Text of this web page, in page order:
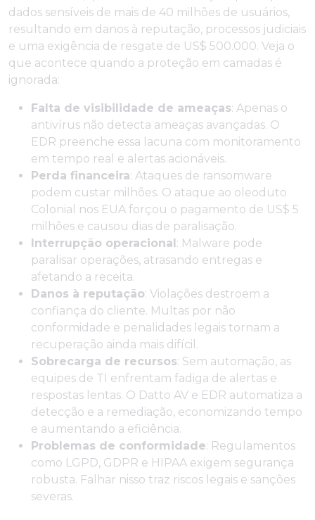
dados sensíveis de mais de 40 milhões de usuários,
resultando em danos à reputação, processos judiciais
e uma exigência de resgate de US$ 500.000. Veja o
que acontece quando a proteção em camadas é
ignorada:
Falta de visibilidade de ameaças: Apenas o
antivírus não detecta ameaças avançadas. O
EDR preenche essa lacuna com monitoramento
em tempo real e alertas acionáveis.
Perda financeira: Ataques de ransomware
podem custar milhões. O ataque ao oleoduto
Colonial nos EUA forçou o pagamento de US$ 5
milhões e causou dias de paralisação.
Interrupção operacional: Malware pode
paralisar operações, atrasando entregas e
afetando a receita.
Danos à reputação: Violações destroem a
confiança do cliente. Multas por não
conformidade e penalidades legais tornam a
recuperação ainda mais difícil.
Sobrecarga de recursos: Sem automação, as
equipes de TI enfrentam fadiga de alertas e
respostas lentas. O Datto AV e EDR automatiza a
detecção e a remediação, economizando tempo
e aumentando a eficiência.
Problemas de conformidade: Regulamentos
como LGPD, GDPR e HIPAA exigem segurança
robusta. Falhar nisso traz riscos legais e sanções
severas.